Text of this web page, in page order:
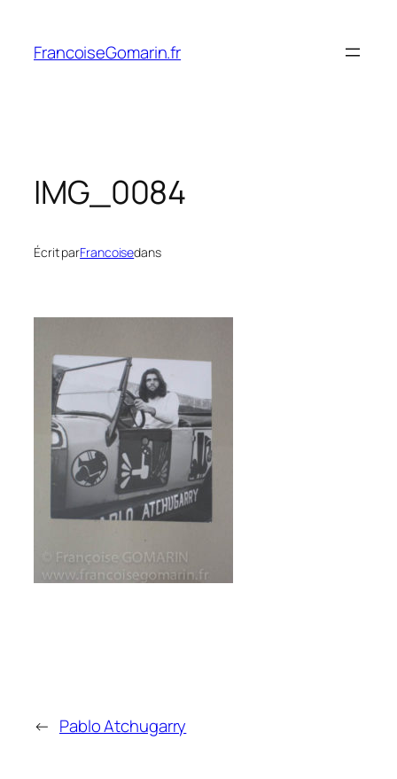
contenu
FrancoiseGomarin.fr
IMG_0084
Écrit parFrancoisedans
← Pablo Atchugarry